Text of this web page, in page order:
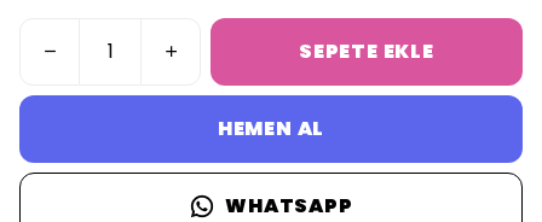
SEPETE EKLE
HEMEN AL
WHATSAPP